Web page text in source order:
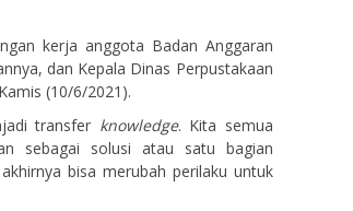
kerja anggota Badan Anggaran
dan Kepala Dinas Perpustakaan
(10/6/2021).
transfer knowledge. Kita semua
sebagai solusi atau satu bagian
bisa merubah perilaku untuk